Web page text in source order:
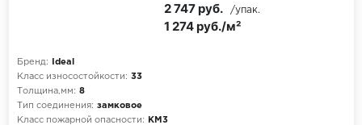
Бренд:
Ideal
Класс износостойкости: 33
Толщина,мм: 8
Тип соединения: замковое
Класс пожарной опасности:
КМ3
1 274 руб./м²
2 747 руб. /упак.